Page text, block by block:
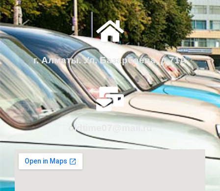
г. Алматы. Ул. Базарбаева, д.71А
oldtime07@mail.ru